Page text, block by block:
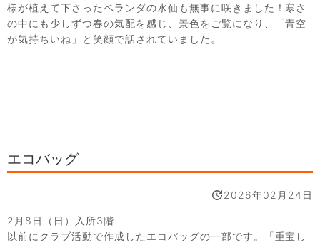
様が植えて下さったベランダの水仙も無事に咲きました！寒さ
の中にも少しずつ春の気配を感じ、景色をご覧になり、「青空
が気持ちいね」と笑顔で話されていました。
エコバッグ
2026年02月24日
2月8日（日）入所3階
以前にクラブ活動で作成したエコバッグの一部です。「重宝し